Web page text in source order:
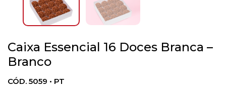
Caixa Essencial 16 Doces Branca –
Branco
CÓD. 5059 • PT